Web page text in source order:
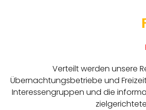
Verteilt werden unsere
Übernachtungsbetriebe und
Interessengruppen und die